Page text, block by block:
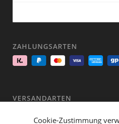
Cookie-Zustimmung
ZAHLUNGSARTEN
VERSANDARTEN